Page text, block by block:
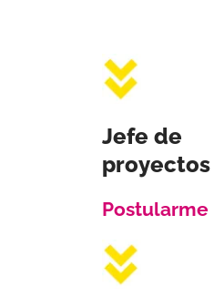
Jefe de
proyectos
Postularme